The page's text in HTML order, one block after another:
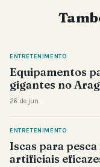
ENTRETENIMENTO
Equipamentos
gigantes no
26 de jun.
ENTRETENIMENTO
Iscas para
artificiais